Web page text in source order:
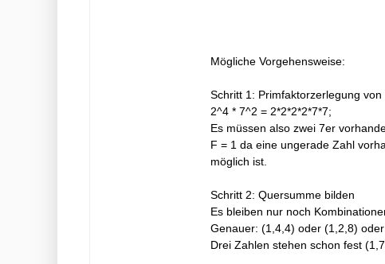
Mögliche Vorgehensweise:
Schritt 1: Primfaktorzerlegung von
2^4 * 7^2 = 2*2*2*2*7*7;
Es müssen also zwei 7er
F = 1 da eine ungerade Zahl
möglich ist.
Schritt 2: Quersumme bilden
Es bleiben nur noch
Genauer: (1,4,4) oder (1,2,8) oder
Drei Zahlen stehen schon fest